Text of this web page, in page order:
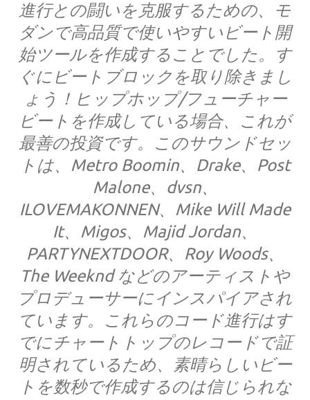
進行との闘いを克服するための、モ
ダンで高品質で使いやすいビート開
始ツールを作成することでした。す
ぐにビートブロックを取り除きまし
ょう！ヒップホップ/フューチャー
ビートを作成している場合、これが
最善の投資です。このサウンドセッ
トは、Metro Boomin、Drake、Post
Malone、dvsn、
ILOVEMAKONNEN、Mike Will Made
It、Migos、Majid Jordan、
PARTYNEXTDOOR、Roy Woods、
The Weeknd などのアーティストや
プロデューサーにインスパイアされ
ています。これらのコード進行はす
でにチャートトップのレコードで証
明されているため、素晴らしいビー
トを数秒で作成するのは信じられな